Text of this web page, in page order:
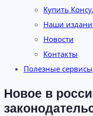
Купить
Наши
Новости
Контакты
Полезные сервисы
Новое в